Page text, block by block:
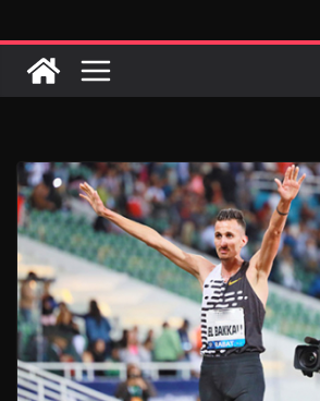
El Discurso Real, un mensaje
esperanza y confianza en el
español)